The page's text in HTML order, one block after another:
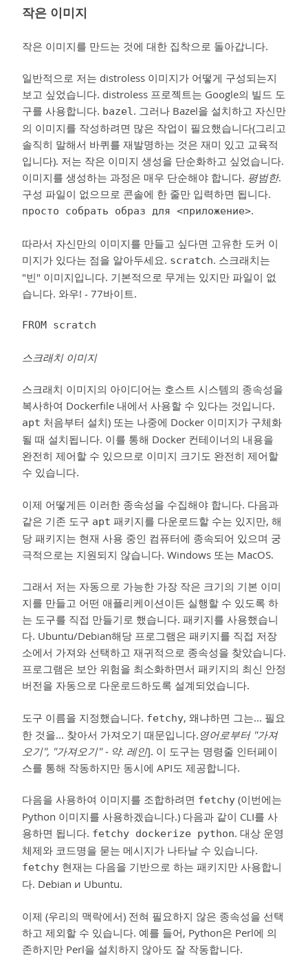
작은 이미지
작은 이미지를 만드는 것에 대한 집착으로 돌아갑니다.
일반적으로 저는 distroless 이미지가 어떻게 구성되는지
보고 싶었습니다. distroless 프로젝트는 Google의 빌드 도
구를 사용합니다. bazel. 그러나 Bazel을 설치하고 자신만
의 이미지를 작성하려면 많은 작업이 필요했습니다(그리고
솔직히 말해서 바퀴를 재발명하는 것은 재미 있고 교육적
입니다). 저는 작은 이미지 생성을 단순화하고 싶었습니다.
이미지를 생성하는 과정은 매우 단순해야 합니다. 평범한.
구성 파일이 없으므로 콘솔에 한 줄만 입력하면 됩니다.
просто собрать образ для <приложение>.
따라서 자신만의 이미지를 만들고 싶다면 고유한 도커 이
미지가 있다는 점을 알아두세요. scratch. 스크래치는
"빈" 이미지입니다. 기본적으로 무게는 있지만 파일이 없
습니다. 와우! - 77바이트.
FROM scratch
스크래치 이미지
스크래치 이미지의 아이디어는 호스트 시스템의 종속성을
복사하여 Dockerfile 내에서 사용할 수 있다는 것입니다.
apt 처음부터 설치) 또는 나중에 Docker 이미지가 구체화
될 때 설치됩니다. 이를 통해 Docker 컨테이너의 내용을
완전히 제어할 수 있으므로 이미지 크기도 완전히 제어할
수 있습니다.
이제 어떻게든 이러한 종속성을 수집해야 합니다. 다음과
같은 기존 도구 apt 패키지를 다운로드할 수는 있지만, 해
당 패키지는 현재 사용 중인 컴퓨터에 종속되어 있으며 궁
극적으로는 지원되지 않습니다. Windows 또는 MacOS.
그래서 저는 자동으로 가능한 가장 작은 크기의 기본 이미
지를 만들고 어떤 애플리케이션이든 실행할 수 있도록 하
는 도구를 직접 만들기로 했습니다. 패키지를 사용했습니
다. Ubuntu/Debian해당 프로그램은 패키지를 직접 저장
소에서 가져와 선택하고 재귀적으로 종속성을 찾았습니다.
프로그램은 보안 위험을 최소화하면서 패키지의 최신 안정
버전을 자동으로 다운로드하도록 설계되었습니다.
도구 이름을 지정했습니다. fetchy, 왜냐하면 그는... 필요
한 것을... 찾아서 가져오기 때문입니다. 영어로부터 "가져
오기", "가져오기" - 약. 레인]. 이 도구는 명령줄 인터페이
스를 통해 작동하지만 동시에 API도 제공합니다.
다음을 사용하여 이미지를 조합하려면 fetchy (이번에는
Python 이미지를 사용하겠습니다.) 다음과 같이 CLI를 사
용하면 됩니다. fetchy dockerize python. 대상 운영
체제와 코드명을 묻는 메시지가 나타날 수 있습니다.
fetchy 현재는 다음을 기반으로 하는 패키지만 사용합니
다. Debian и Ubuntu.
이제 (우리의 맥락에서) 전혀 필요하지 않은 종속성을 선택
하고 제외할 수 있습니다. 예를 들어, Python은 Perl에 의
존하지만 Perl을 설치하지 않아도 잘 작동합니다.